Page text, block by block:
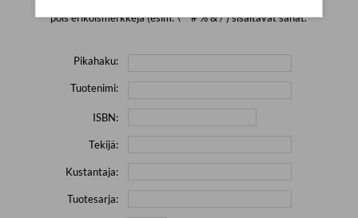
pois erikoismerkkejä (esim. \' " # % & / ) sisältävät sanat.
Pikahaku:
Tuotenimi:
ISBN:
Tekijä:
Kustantaja:
Tuotesarja: